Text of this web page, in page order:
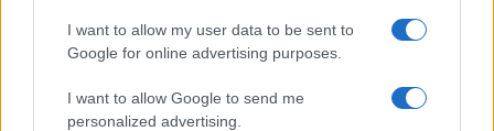
I want to allow my user data to be sent to
Google for online advertising purposes.
I want to allow Google to send me
personalized advertising.
BELLEZZA